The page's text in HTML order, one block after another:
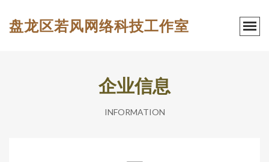
盘龙区若风网络科技工作室
企业信息
INFORMATION